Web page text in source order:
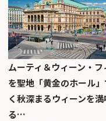
ムーティ＆ウィーン・フ
を聖地「黄金のホール
く秋深まるウィーンを満
る…